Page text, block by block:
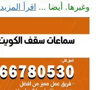
وغيرها. أيضا ... اقرأ المزيد